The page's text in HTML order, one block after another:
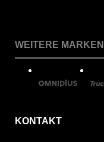
WEITERE MARKEN
KONTAKT